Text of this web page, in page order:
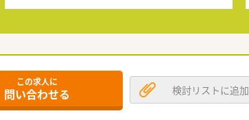
この求人に
問い合わせる 検討リストに追加